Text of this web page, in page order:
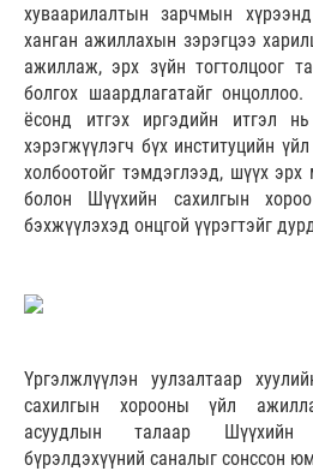
хуваарилалтын зарчмын
ханган ажиллахын зэрэгцээ
ажиллаж, эрх зүйн тогтолцоог
болгох шаардлагатайг
ёсонд итгэх иргэдийн итгэл
хэрэгжүүлэгч бүх институцийн
холбоотойг тэмдэглээд, шүүх эрх
болон Шүүхийн сахилгын
бэхжүүлэхэд онцгой үүрэгтэйг
Үргэлжлүүлэн уулзалтаар
сахилгын хорооны үйл
асуудлын талаар Шүүхийн
бүрэлдэхүүний саналыг сонссон